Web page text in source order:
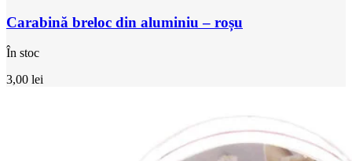
Carabină breloc din aluminiu – roșu
În stoc
3,00 lei